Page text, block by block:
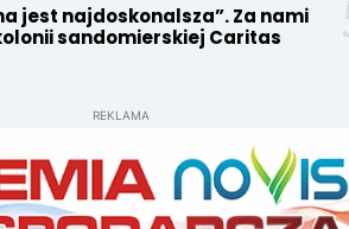
jest najdoskonalsza”. Za nami
sandomierskiej Caritas
REKLAMA